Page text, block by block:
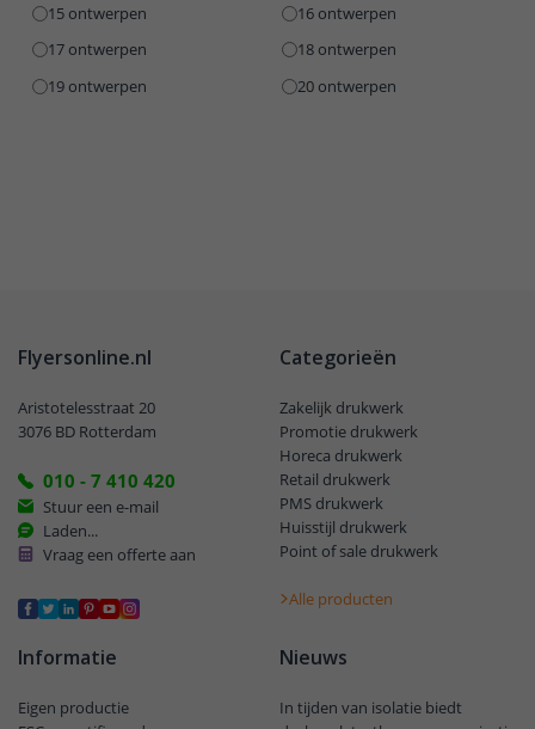
15 ontwerpen
16 ontwerpen
17 ontwerpen
18 ontwerpen
19 ontwerpen
20 ontwerpen
Flyersonline.nl
Aristotelesstraat 20
3076 BD Rotterdam
010 - 7 410 420
Stuur een e-mail
Laden...
Vraag een offerte aan
Categorieën
Zakelijk drukwerk
Promotie drukwerk
Horeca drukwerk
Retail drukwerk
PMS drukwerk
Huisstijl drukwerk
Point of sale drukwerk
Alle producten
Informatie
Eigen productie
Nieuws
In tijden van isolatie biedt